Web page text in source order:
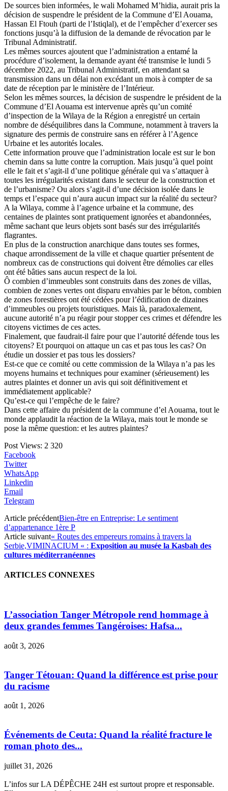
De sources bien informées, le wali Mohamed M’hidia, aurait pris la
décision de suspendre le président de la Commune d’El Aouama,
Hassan El Ftouh (parti de l’Istiqlal), et de l’empêcher d’exercer ses
fonctions jusqu’à la diffusion de la demande de révocation par le
Tribunal Administratif.
Les mêmes sources ajoutent que l’administration a entamé la
procédure d’isolement, la demande ayant été transmise le lundi 5
décembre 2022, au Tribunal Administratif, en attendant sa
transmission dans un délai non excédant un mois à compter de sa
date de réception par le ministère de l’Intérieur.
Selon les mêmes sources, la décision de suspendre le président de la
Commune d’El Aouama est intervenue après qu’un comité
d’inspection de la Wilaya de la Région a enregistré un certain
nombre de déséquilibres dans la Commune, notamment à travers la
signature des permis de construire sans en référer à l’Agence
Urbaine et les autorités locales.
Cette information prouve que l’administration locale est sur le bon
chemin dans sa lutte contre la corruption. Mais jusqu’à quel point
elle le fait et s’agit-il d’une politique générale qui va s’attaquer à
toutes les irrégularités existant dans le secteur de la construction et
de l’urbanisme? Ou alors s’agit-il d’une décision isolée dans le
temps et l’espace qui n’aura aucun impact sur la réalité du secteur?
A la Wilaya, comme à l’agence urbaine et la commune, des
centaines de plaintes sont pratiquement ignorées et abandonnées,
même sachant que leurs objets sont basés sur des irrégularités
flagrantes.
En plus de la construction anarchique dans toutes ses formes,
chaque arrondissement de la ville et chaque quartier présentent de
nombreux cas de constructions qui doivent être démolies car elles
ont été bâties sans aucun respect de la loi.
Ô combien d’immeubles sont construits dans des zones de villas,
combien de zones vertes ont disparu envahies par le béton, combien
de zones forestières ont été cédées pour l’édification de dizaines
d’immeubles ou projets touristiques. Mais là, paradoxalement,
aucune autorité n’a pu réagir pour stopper ces crimes et défendre les
citoyens victimes de ces actes.
Finalement, que faudrait-il faire pour que l’autorité défende tous les
citoyens? Et pourquoi on attaque un cas et pas tous les cas? On
étudie un dossier et pas tous les dossiers?
Est-ce que ce comité ou cette commission de la Wilaya n’a pas les
moyens humains et techniques pour examiner (sérieusement) les
autres plaintes et donner un avis qui soit définitivement et
immédiatement applicable?
Qu’est-ce qui l’empêche de le faire?
Dans cette affaire du président de la commune d’el Aouama, tout le
monde applaudit la réaction de la Wilaya, mais tout le monde se
pose la même question: et les autres plaintes?
Post Views: 2 320
Facebook
Twitter
WhatsApp
Linkedin
Email
Telegram
Article précédentBien-être en Entreprise: Le sentiment
d’appartenance 1ère P
Article suivant« Routes des empereurs romains à travers la
Serbie,VIMINACIUM « : Exposition au musée la Kasbah des
cultures méditerranéennes
ARTICLES CONNEXES
L’association Tanger Métropole rend hommage à
deux grandes femmes Tangéroises: Hafsa...
août 3, 2026
Tanger Tétouan: Quand la différence est prise pour
du racisme
août 1, 2026
Événements de Ceuta: Quand la réalité fracture le
roman photo des...
juillet 31, 2026
L’infos sur LA DÉPÊCHE 24H est surtout propre et responsable.